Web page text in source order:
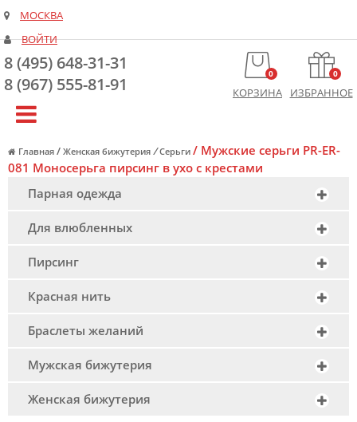
МОСКВА
ВОЙТИ
8 (495) 648-31-31
8 (967) 555-81-91
0
КОРЗИНА
0
ИЗБРАННОЕ
Главная / Женская бижутерия /Серьги / Мужские серьги PR-ER-
081 Моносерьга пирсинг в ухо с крестами
Парная одежда
Для влюбленных
Пирсинг
Красная нить
Браслеты желаний
Мужская бижутерия
Женская бижутерия